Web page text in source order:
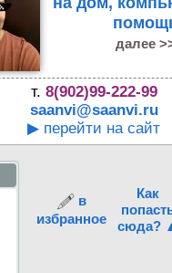
далее
т. 8(902)99-222-99
saanvi@saanvi.ru
▶ перейти на сайт
в
избранное
Как
сюда?